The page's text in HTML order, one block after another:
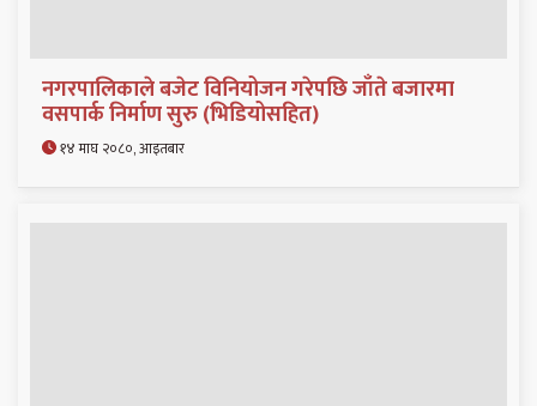
नगरपालिकाले बजेट विनियोजन गरेपछि जाँते बजारमा
वसपार्क निर्माण सुरु (भिडियोसहित)
१४ माघ २०८०, आइतबार